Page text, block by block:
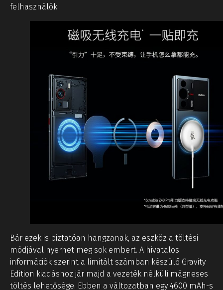
felhasználók.
Bár ezek is biztatóan hangzanak, az eszköz a töltési
módjával nyerhet meg sok embert. A hivatalos
információk szerint a limitált számban készülő Gravity
Edition kiadáshoz jár majd a vezeték nélküli mágneses
töltés lehetősége. Ebben a változatban egy 4600 mAh-s